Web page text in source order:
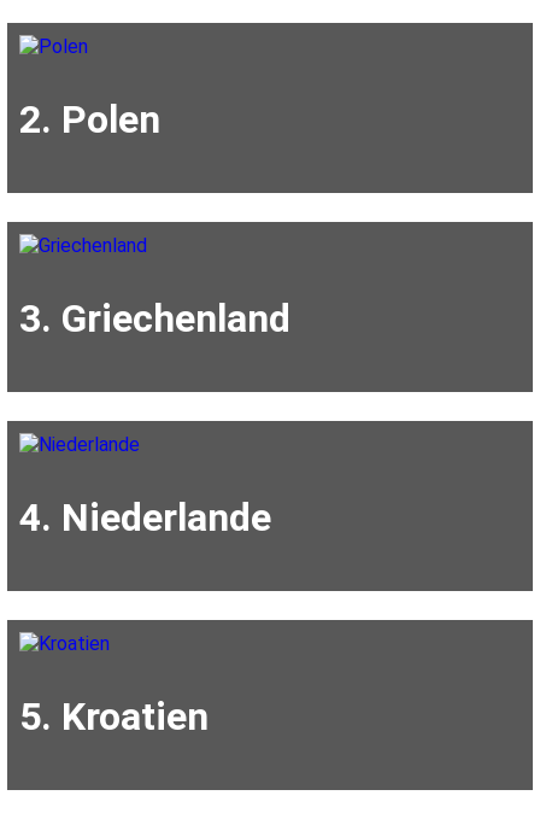
2. Polen
3. Griechenland
4. Niederlande
5. Kroatien